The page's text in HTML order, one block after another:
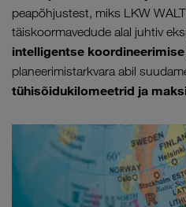
peapõhjustest, miks LKW
täiskoormavedude alal juhtiv
intelligentse koordineerimise
planeerimistarkvara abil
tühisõidukilomeetrid ja